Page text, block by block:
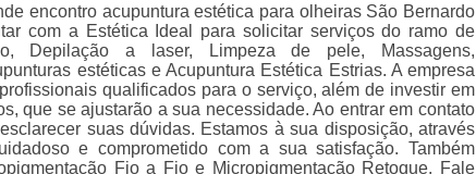
encontro acupuntura estética para olheiras São Bernardo
com a Estética Ideal para solicitar serviços do ramo de
Depilação a laser, Limpeza de pele, Massagens,
estéticas e Acupuntura Estética Estrias. A empresa
qualificados para o serviço, além de investir em
que se ajustarão a sua necessidade. Ao entrar em contato
suas dúvidas. Estamos à sua disposição, através
e comprometido com a sua satisfação. Também
Fio a Fio e Micropigmentação Retoque. Fale